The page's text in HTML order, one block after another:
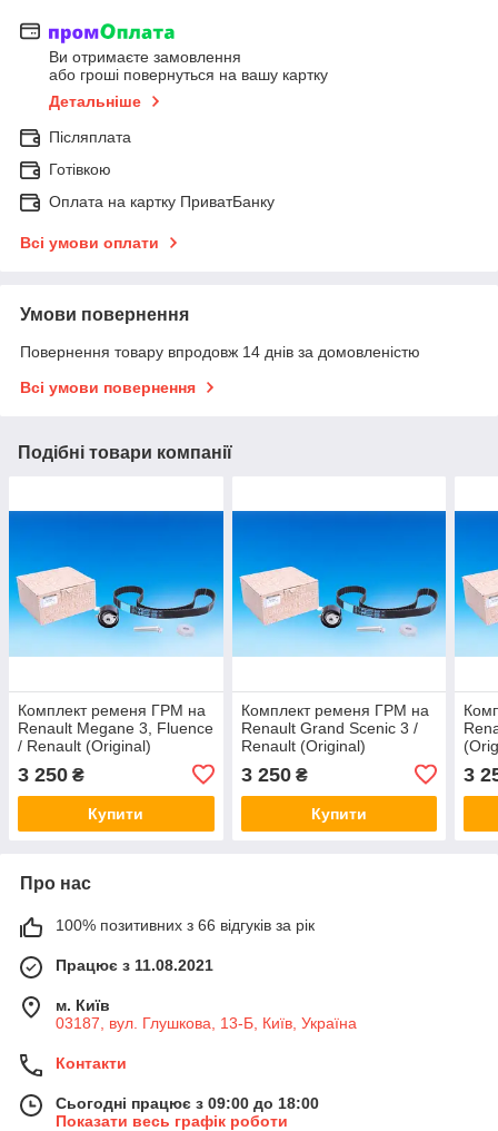
Ви отримаєте замовлення
або гроші повернуться на вашу картку
Детальніше
Післяплата
Готівкою
Оплата на картку ПриватБанку
Всі умови оплати
Умови повернення
Повернення товару впродовж 14 днів за домовленістю
Всі умови повернення
Подібні товари компанії
Комплект ременя ГРМ на
Renault Megane 3, Fluence
/ Renault (Original)
3 250 ₴
Купити
Комплект ременя ГРМ на
Renault Grand Scenic 3 /
Renault (Original)
3 250₴
Купити
3
Про нас
100% позитивних з 66 відгуків за рік
Працює з 11.08.2021
м. Київ
03187, вул. Глушкова, 13-Б, Київ, Україна
Контакти
Сьогодні працює з 09:00 до 18:00
Показати весь графік роботи